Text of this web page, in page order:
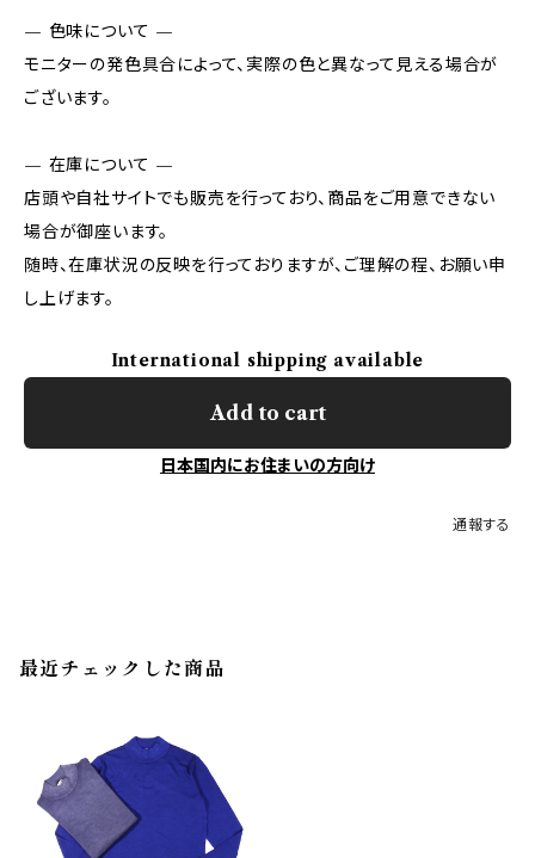
— 色味について —
モニターの発色具合によって、実際の色と異なって見える場合が
ございます。
— 在庫について —
店頭や自社サイトでも販売を行っており、商品をご用意できない
場合が御座います。
随時、在庫状況の反映を行っておりますが、ご理解の程、お願い申
し上げます。
International shipping available
Add to cart
日本国内にお住まいの方向け
通報する
最近チェックした商品